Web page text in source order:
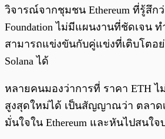
วิจารณ์จากชุมชน Ethereum ที่รู้สึกว่
Foundation ไม่มีแผนงานที่ชัดเจน
สามารถแข่งขันกับคู่แข่งที่เติบโตอย่
Solana ได้
หลายคนมองว่าการที่ ราคา ETH
สูงสุดใหม่ได้ เป็นสัญญาณว่า ตลาด
มั่นใจใน Ethereum และหันไปสนใ